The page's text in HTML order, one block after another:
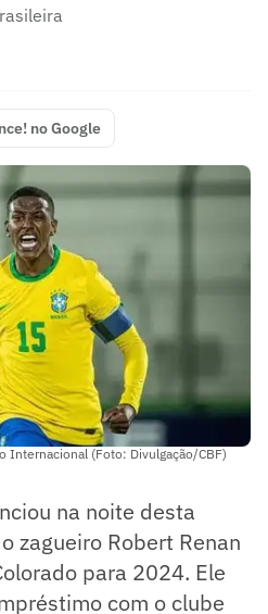
no Google
Internacional (Foto: Divulgação/CBF)
na noite desta
zagueiro Robert Renan
para 2024. Ele
com o clube